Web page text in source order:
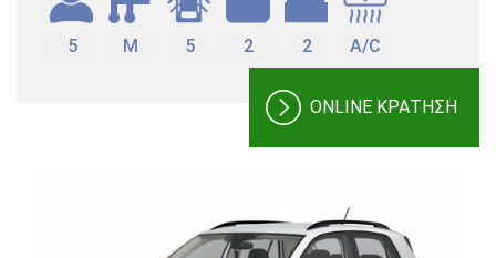
5 M 5 2 2 A/C
ONLINE ΚΡΑΤΗΣΗ